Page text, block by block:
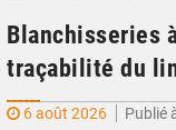
Blanchisseries
traçabilité du
6 août 2026
Publié